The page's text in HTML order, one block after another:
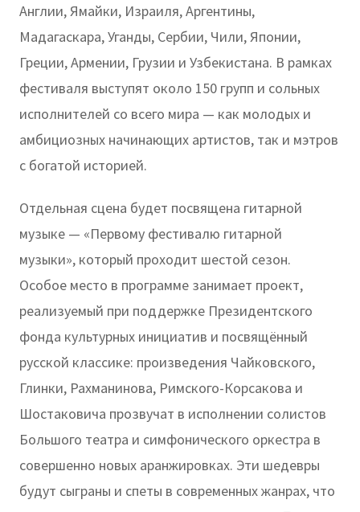
Англии, Ямайки, Израиля, Аргентины,
Мадагаскара, Уганды, Сербии, Чили, Японии,
Греции, Армении, Грузии и Узбекистана. В рамках
фестиваля выступят около 150 групп и сольных
исполнителей со всего мира — как молодых и
амбициозных начинающих артистов, так и мэтров
с богатой историей.
Отдельная сцена будет посвящена гитарной
музыке — «Первому фестивалю гитарной
музыки», который проходит шестой сезон.
Особое место в программе занимает проект,
реализуемый при поддержке Президентского
фонда культурных инициатив и посвящённый
русской классике: произведения Чайковского,
Глинки, Рахманинова, Римского-Корсакова и
Шостаковича прозвучат в исполнении солистов
Большого театра и симфонического оркестра в
совершенно новых аранжировках. Эти шедевры
будут сыграны и спеты в современных жанрах, что